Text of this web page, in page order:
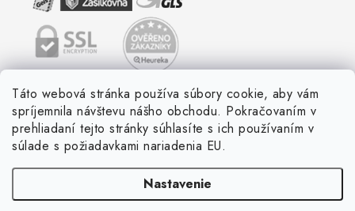
Táto webová stránka používa súbory cookie, aby vám
spríjemnila návštevu nášho obchodu. Pokračovaním v
prehliadaní tejto stránky súhlasíte s ich používaním v
súlade s požiadavkami nariadenia EU.
Nastavenie